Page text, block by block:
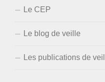
Le CEP
Le blog de veille
Les publications de